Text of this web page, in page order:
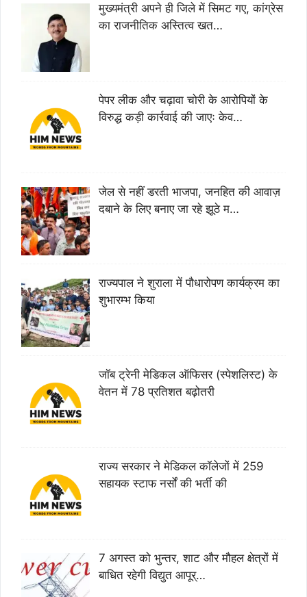
मुख्यमंत्री अपने ही जिले में सिमट गए, कांग्रेस
का राजनीतिक अस्तित्व खत…
पेपर लीक और चढ़ावा चोरी के आरोपियों के
विरुद्ध कड़ी कार्रवाई की जाएः केव…
जेल से नहीं डरती भाजपा, जनहित की आवाज़
दबाने के लिए बनाए जा रहे झूठे म…
राज्यपाल ने शुराला में पौधारोपण कार्यक्रम का
शुभारम्भ किया
जॉब ट्रेनी मेडिकल ऑफिसर (स्पेशलिस्ट) के
वेतन में 78 प्रतिशत बढ़ोतरी
राज्य सरकार ने मेडिकल कॉलेजों में 259
सहायक स्टाफ नर्सों की भर्ती की
7 अगस्त को भुन्तर, शाट और मौहल क्षेत्रों में
बाधित रहेगी विद्युत आपूर्…